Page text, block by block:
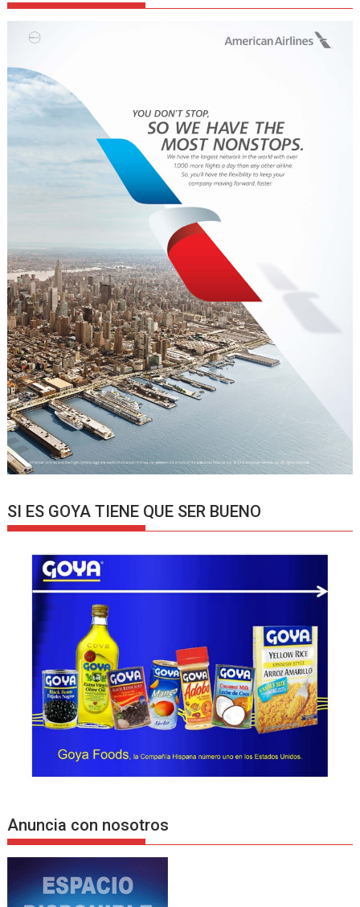
SI ES GOYA TIENE QUE SER BUENO
Anuncia con nosotros